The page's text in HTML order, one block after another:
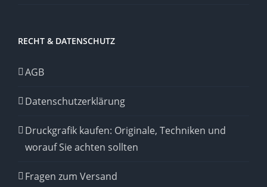
RECHT & DATENSCHUTZ
AGB
Datenschutzerklärung
Druckgrafik kaufen: Originale, Techniken und
worauf Sie achten sollten
Fragen zum Versand